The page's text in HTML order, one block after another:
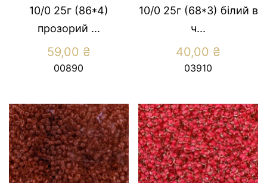
10/0 25г (86*4)
прозорий ...
59,00 ₴
00890
10/0 25г (68*3) бiлий в
ч...
40,00 ₴
03910